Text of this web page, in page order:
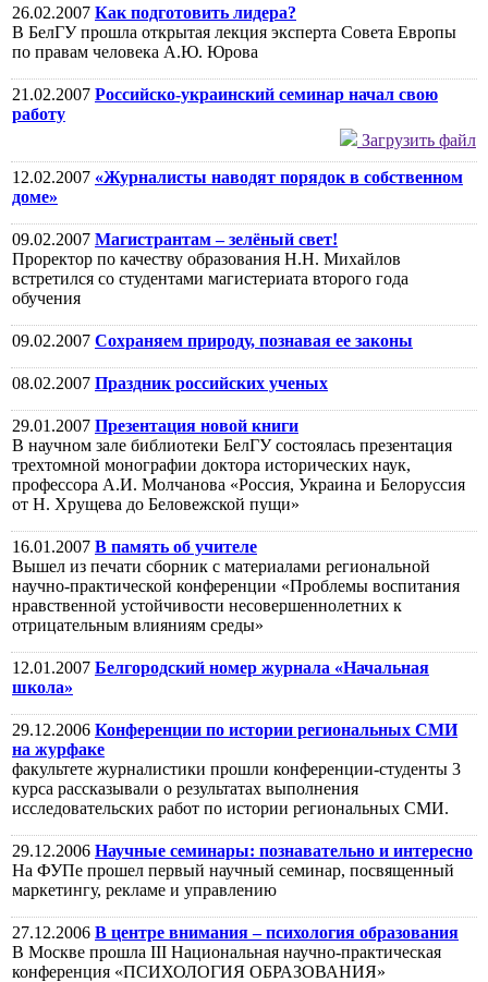
26.02.2007 Как подготовить лидера?
В БелГУ прошла открытая лекция эксперта Совета Европы
по правам человека А.Ю. Юрова
21.02.2007 Российско-украинский семинар начал свою
работу
Загрузить файл
12.02.2007 «Журналисты наводят порядок в собственном
доме»
09.02.2007 Магистрантам – зелёный свет!
Проректор по качеству образования Н.Н. Михайлов
встретился со студентами магистериата второго года
обучения
09.02.2007 Сохраняем природу, познавая ее законы
08.02.2007 Праздник российских ученых
29.01.2007 Презентация новой книги
В научном зале библиотеки БелГУ состоялась презентация
трехтомной монографии доктора исторических наук,
профессора А.И. Молчанова «Россия, Украина и Белоруссия
от Н. Хрущева до Беловежской пущи»
16.01.2007 В память об учителе
Вышел из печати сборник с материалами региональной
научно-практической конференции «Проблемы воспитания
нравственной устойчивости несовершеннолетних к
отрицательным влияниям среды»
12.01.2007 Белгородский номер журнала «Начальная
школа»
29.12.2006 Конференции по истории региональных СМИ
на журфаке
факультете журналистики прошли конференции-студенты 3
курса рассказывали о результатах выполнения
исследовательских работ по истории региональных СМИ.
29.12.2006 Научные семинары: познавательно и интересно
На ФУПе прошел первый научный семинар, посвященный
маркетингу, рекламе и управлению
27.12.2006 В центре внимания – психология образования
В Москве прошла III Национальная научно-практическая
конференция «ПСИХОЛОГИЯ ОБРАЗОВАНИЯ»